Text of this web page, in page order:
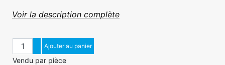
Voir la description complète
QuantitéAugmenter quantité
Diminuer quantité
Ajouter au panier
Vendu par pièce